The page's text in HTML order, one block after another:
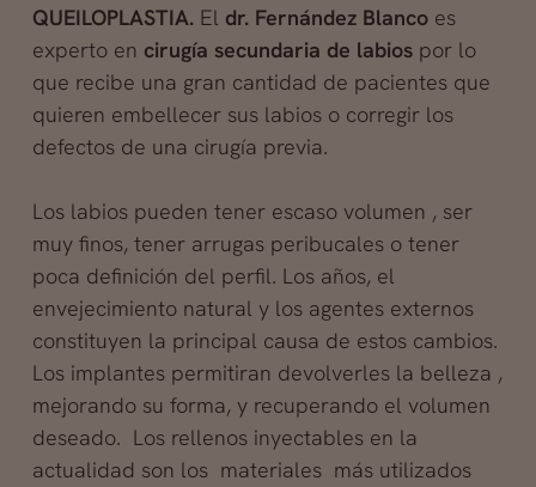
QUEILOPLASTIA. El dr. Fernández Blancoes
experto en cirugía secundaria de labiospor lo
que recibe una gran cantidad de pacientes que
quieren embellecer sus labios o corregir los
defectos de una cirugía previa.
Los labios pueden tener escaso volumen , ser
muy finos, tener arrugas peribucales o tener
poca definición del perfil. Los años, el
envejecimiento natural y los agentes externos
constituyen la principal causa de estos cambios.
Los implantes permitiran devolverles la belleza ,
mejorando su forma, y recuperando el volumen
deseado. Los rellenos inyectables en la
actualidad son los materiales más utilizados